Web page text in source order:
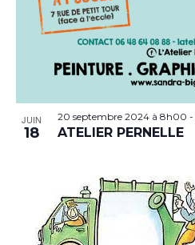
JUIN
18
20 septembre 2024 à 8h00 -
ATELIER PERNELLE